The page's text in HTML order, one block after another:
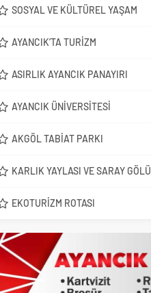
SOSYAL VE KÜLTÜREL YAŞAM
AYANCIK’TA TURIZM
ASIRLIK AYANCIK PANAYIRI
AYANCIK ÜNIVERSITESI
AKGÖL TABIAT PARKI
KARLIK YAYLASI VE SARAY GÖLÜ
EKOTURIZM ROTASI